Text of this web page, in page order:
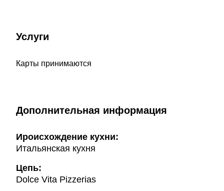
Услуги
Карты принимаются
Дополнительная информация
Ироисхождение кухни:
Итальянская кухня
Цепь:
Dolce Vita Pizzerias